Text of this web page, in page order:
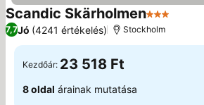
Scandic Skärholmen3 Kategória
7,7Jó (4241 értékelés) Stockholm
Kezdőár: 23 518 Ft
8 oldal árainak mutatása